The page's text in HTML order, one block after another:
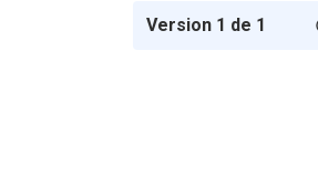
Version 1 de 1